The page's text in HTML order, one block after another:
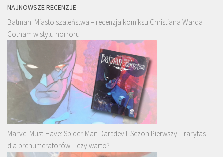
NAJNOWSZE RECENZJE
Batman. Miasto szaleństwa – recenzja komiksu Christiana Warda |
Gotham w stylu horroru
Marvel Must-Have: Spider-Man Daredevil. Sezon Pierwszy – rarytas
dla prenumeratorów – czy warto?